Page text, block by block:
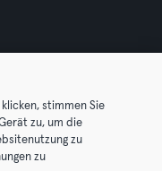
All rights reserved.
stimmen Sie
zu, um die
zu
zu